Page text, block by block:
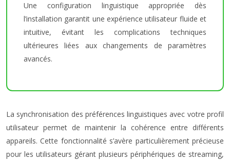
Une configuration linguistique appropriée dès
l’installation garantit une expérience utilisateur fluide et
intuitive, évitant les complications techniques
ultérieures liées aux changements de paramètres
avancés.
La synchronisation des préférences linguistiques avec votre profil
utilisateur permet de maintenir la cohérence entre différents
appareils. Cette fonctionnalité s’avère particulièrement précieuse
pour les utilisateurs gérant plusieurs périphériques de streaming,